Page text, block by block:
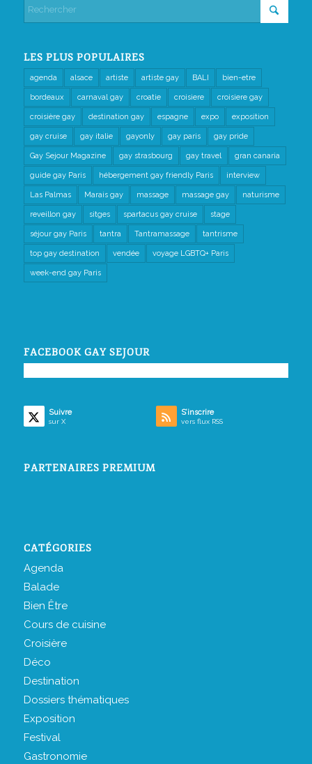
LES PLUS POPULAIRES
agenda alsace artiste artiste gay BALI bien-etre
bordeaux carnaval gay croatie croisiere croisiere gay
croisière gay destination gay espagne expo exposition
gay cruise gay italie gayonly gay paris gay pride
Gay Sejour Magazine gay strasbourg gay travel gran canaria
guide gay Paris hébergement gay friendly Paris interview
Las Palmas Marais gay massage massage gay naturisme
reveillon gay sitges spartacus gay cruise stage
séjour gay Paris tantra Tantramassage tantrisme
top gay destination vendée voyage LGBTQ+ Paris
week-end gay Paris
FACEBOOK GAY SEJOUR
Suivre
sur X
S’inscrire
vers flux RSS
PARTENAIRES PREMIUM
CATÉGORIES
Agenda
Balade
Bien Être
Cours de cuisine
Croisière
Déco
Destination
Dossiers thématiques
Exposition
Festival
Gastronomie